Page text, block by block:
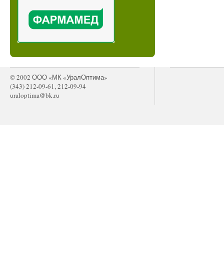
© 2002 ООО «МК «УралОптима»
(343) 212-09-61, 212-09-94
uraloptima@bk.ru